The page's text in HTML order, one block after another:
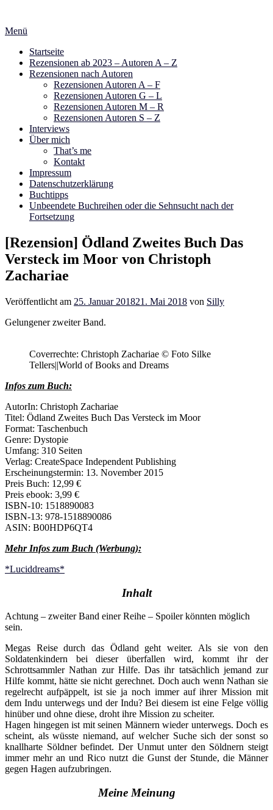
springen
Menü
Startseite
Rezensionen ab 2023 – Autoren A – Z
Rezensionen nach Autoren
Rezensionen Autoren A – F
Rezensionen Autoren G – L
Rezensionen Autoren M – R
Rezensionen Autoren S – Z
Interviews
Über mich
That’s me
Kontakt
Impressum
Datenschutzerklärung
Buchtipps
Unbeendete Buchreihen oder die Sehnsucht nach der
Fortsetzung
[Rezension] Ödland Zweites Buch Das
Versteck im Moor von Christoph
Zachariae
Veröffentlicht am 25. Januar 201821. Mai 2018 von Silly
Gelungener zweiter Band.
Coverrechte: Christoph Zachariae © Foto Silke
Tellers||World of Books and Dreams
Infos zum Buch:
AutorIn: Christoph Zachariae
Titel: Ödland Zweites Buch Das Versteck im Moor
Format: Taschenbuch
Genre: Dystopie
Umfang: 310 Seiten
Verlag: CreateSpace Independent Publishing
Erscheinungstermin: 13. November 2015
Preis Buch: 12,99 €
Preis ebook: 3,99 €
ISBN-10: 1518890083
ISBN-13: 978-1518890086
ASIN: B00HDP6QT4
Mehr Infos zum Buch (Werbung):
*Luciddreams*
Inhalt
Achtung – zweiter Band einer Reihe – Spoiler könnten möglich
sein.
Megas Reise durch das Ödland geht weiter. Als sie von den
Soldatenkindern bei dieser überfallen wird, kommt ihr der
Schrottsammler Nathan zur Hilfe. Das ihr tatsächlich jemand zur
Hilfe kommt, hätte sie nicht gerechnet. Doch auch wenn Nathan sie
regelrecht aufpäppelt, ist sie ja noch immer auf ihrer Mission mit
dem Indu unterwegs und der Indu? Bei diesem ist eine Felge völlig
hinüber und ohne diese, droht ihre Mission zu scheiter.
Hagen hingegen ist mit seinen Männern wieder unterwegs. Doch es
scheint, als wüsste niemand, auf welcher Suche sich der sonst so
knallharte Söldner befindet. Der Unmut unter den Söldnern steigt
immer mehr an und Rico nutzt die Gunst der Stunde, die Männer
gegen Hagen aufzubringen.
Meine Meinung